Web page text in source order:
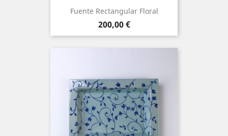
Fuente Rectangular Floral
Precio
200,00 €